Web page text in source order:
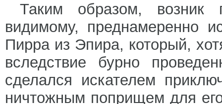
Таким образом, возник
видимому, преднамеренно
Пирра из Эпира, который,
вследствие бурно
сделался искателем
ничтожным поприщем для